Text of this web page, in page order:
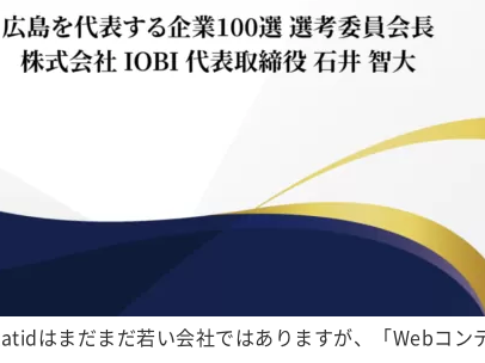
はまだまだ若い会社ではありますが、「Webコン